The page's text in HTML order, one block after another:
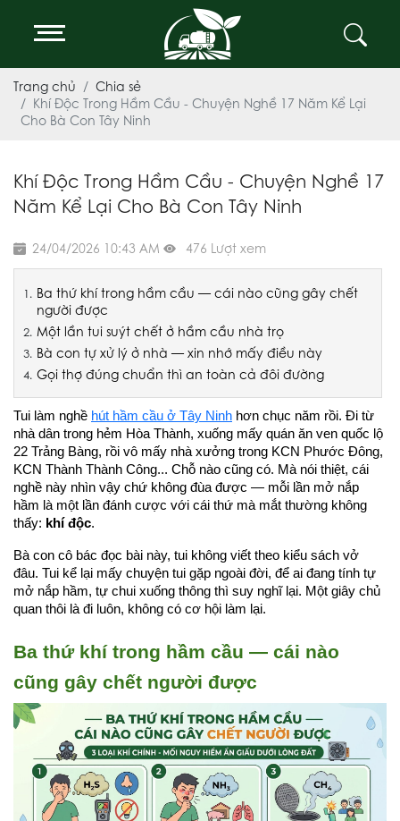
Trang chủ
Chia sẻ
Khí Độc Trong Hầm Cầu - Chuyện Nghề 17 Năm Kể Lại
Cho Bà Con Tây Ninh
Khí Độc Trong Hầm Cầu - Chuyện Nghề 17
Năm Kể Lại Cho Bà Con Tây Ninh
24/04/2026 10:43 AM 476 Lượt xem
Ba thứ khí trong hầm cầu — cái nào cũng gây chết
người được
Một lần tui suýt chết ở hầm cầu nhà trọ
Bà con tự xử lý ở nhà — xin nhớ mấy điều này
Gọi thợ đúng chuẩn thì an toàn cả đôi đường
Tui làm nghề hút hầm cầu ở Tây Ninh hơn chục năm rồi. Đi từ
nhà dân trong hẻm Hòa Thành, xuống mấy quán ăn ven quốc lộ
22 Trảng Bàng, rồi vô mấy nhà xưởng trong KCN Phước Đông,
KCN Thành Thành Công... Chỗ nào cũng có. Mà nói thiệt, cái
nghề này nhìn vậy chứ không đùa được — mỗi lần mở nắp
hầm là một lần đánh cược với cái thứ mà mắt thường không
thấy: khí độc.
Bà con cô bác đọc bài này, tui không viết theo kiểu sách vở
đâu. Tui kể lại mấy chuyện tui gặp ngoài đời, để ai đang tính tự
mở nắp hầm, tự chui xuống thông thì suy nghĩ lại. Một giây chủ
quan thôi là đi luôn, không có cơ hội làm lại.
Ba thứ khí trong hầm cầu — cái nào
cũng gây chết người được